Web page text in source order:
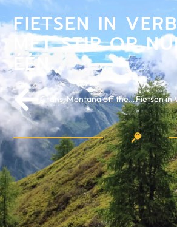
FIETSEN IN
MET STIP OP
ÉÉN
Crans-Montana off the bike: 10 tips voor leuke activiteiten in deze fietshotspot